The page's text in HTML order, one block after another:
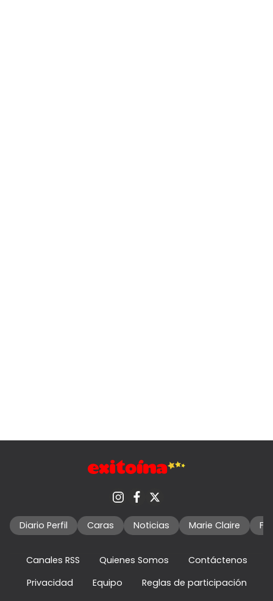
Diario Perfil Caras Noticias Marie Claire
Canales RSS Quienes Somos
Contáctenos
Privacidad
Equipo
Reglas de participación